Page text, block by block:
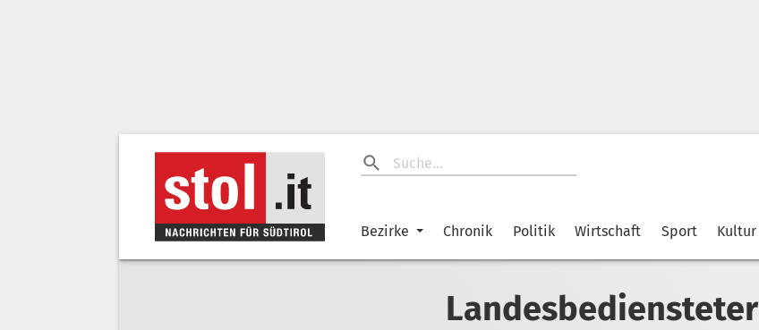
Bezirke Chronik Politik Wirtschaft Sport Kultur
Landesbediensteter